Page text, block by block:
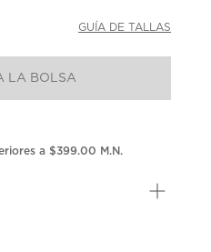
GUÍA DE TALLAS
LA BOLSA
a $399.00 M.N.